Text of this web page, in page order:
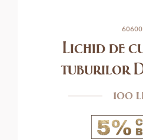
60600
Lichid de
tuburilor
100